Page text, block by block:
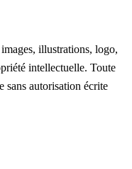
illustrations, logo,
intellectuelle. Toute
sans autorisation écrite